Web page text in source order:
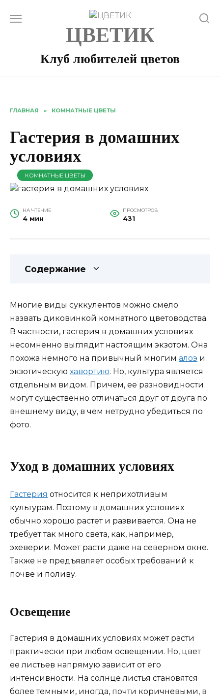
ЦВЕТИК
Клуб любителей цветов
ГЛАВНАЯ » КОМНАТНЫЕ ЦВЕТЫ
Гастерия в домашних
условиях
КОМНАТНЫЕ ЦВЕТЫ
НА ЧТЕНИЕ
4 мин
ПРОСМОТРОВ
431
Содержание
Многие виды суккулентов можно смело
назвать диковинкой комнатного цветоводства.
В частности, гастерия в домашних условиях
несомненно выглядит настоящим экзотом. Она
похожа немного на привычный многим алоэ и
экзотическую хавортию. Но, культура является
отдельным видом. Причем, ее разновидности
могут существенно отличаться друг от друга по
внешнему виду, в чем нетрудно убедиться по
фото.
Уход в домашних условиях
Гастерия относится к неприхотливым
культурам. Поэтому в домашних условиях
обычно хорошо растет и развивается. Она не
требует так много света, как, например,
эхеверии. Может расти даже на северном окне.
Также не предъявляет особых требований к
почве и поливу.
Освещение
Гастерия в домашних условиях может расти
практически при любом освещении. Но, цвет
ее листьев напрямую зависит от его
интенсивности. На солнце листья становятся
более темными, иногда, почти коричневыми, в